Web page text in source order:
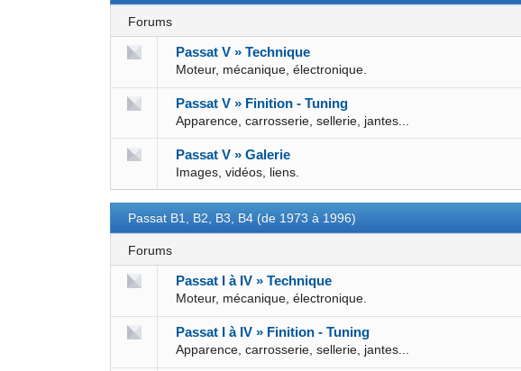
Forums
Passat V » Technique
Moteur, mécanique, électronique.
Passat V » Finition - Tuning
Apparence, carrosserie, sellerie, jantes...
Passat V » Galerie
Images, vidéos, liens.
Passat B1, B2, B3, B4 (de 1973 à 1996)
Forums
Passat I à IV » Technique
Moteur, mécanique, électronique.
Passat I à IV » Finition - Tuning
Apparence, carrosserie, sellerie, jantes...